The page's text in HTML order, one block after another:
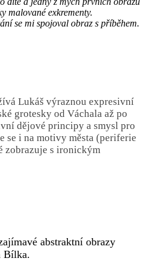
malované exkrementy.
se mi spojoval obraz s příběhem.
Lukáš výraznou expresivní
grotesky od Váchala až po
dějové principy a smysl pro
se i na motivy města (periferie
zobrazuje s ironickým
abstraktní obrazy
Bílka.